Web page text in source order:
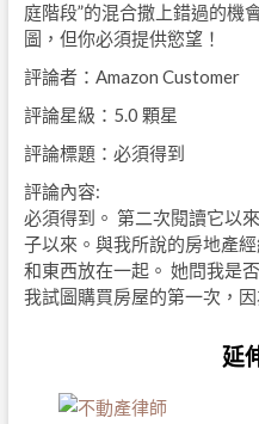
庭階段”的混合撒上錯過的機
圖，但你必須提供慾望！
評論者：Amazon Customer
評論星級：5.0 顆星
評論標題：必須得到
評論內容:
必須得到。 第二次閱讀它以
子以來。與我所說的房地產
和東西放在一起。 她問我是
我試圖購買房屋的第一次，
延